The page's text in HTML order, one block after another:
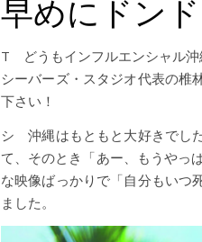
早めにドン
T どうもインフルエンシャル沖
シーバーズ・スタジオ代表の椎
下さい！
シ 沖縄はもともと大好きでし
て、そのとき「あー、もうやっ
な映像ばっかりで「自分もいつ
ました。